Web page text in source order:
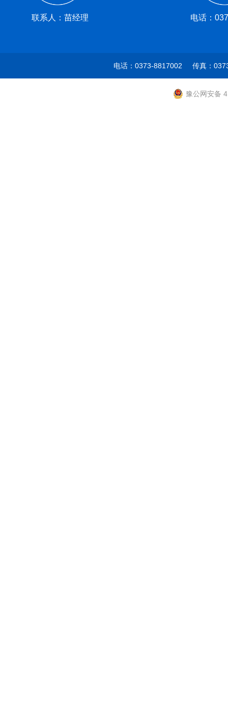
联系人：苗经理 电话：
电话：0373-8817002 传真：
豫公网安备